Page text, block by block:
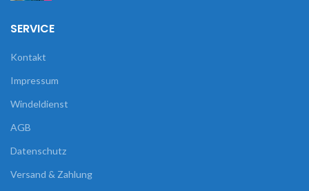
SERVICE
Kontakt
Impressum
Windeldienst
AGB
Datenschutz
Versand & Zahlung